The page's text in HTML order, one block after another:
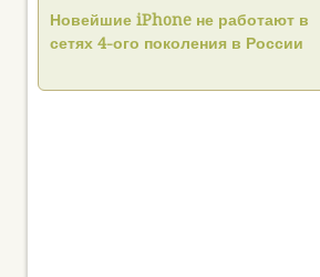
Новейшие iPhone не работают в
сетях 4-ого поколения в России